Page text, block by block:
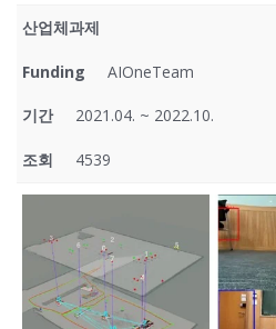
산업체과제
Funding AIOneTeam
기간 2021.04. ~ 2022.10.
조회 4539